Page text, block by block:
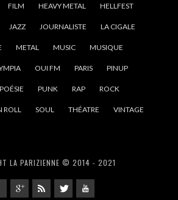
FILM HEAVY METAL HELLFEST
JAZZ JOURNALISTE LA CIGALE
METAL MUSIC MUSIQUE
OUI FM PARIS PINUP
POÉSIE PUNK RAP ROCK
ROLL SOUL THÉATRE VINTAGE
LA PARIZIENNE © 2014 - 2021